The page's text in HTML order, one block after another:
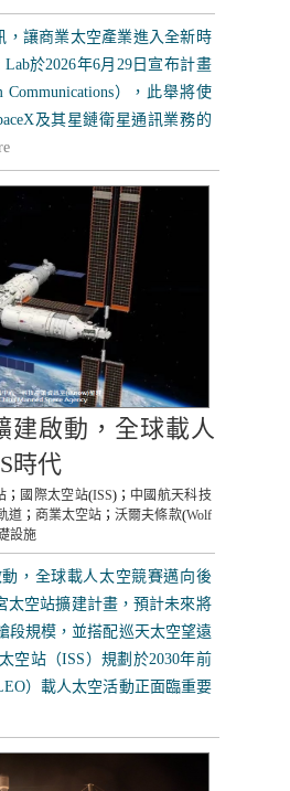
，讓商業太空產業進入全新時
Lab於2026年6月29日宣布計畫
），此舉將使
及其星鏈衛星通訊業務的
建啟動，全球載人
時代
； 國際太空站(ISS)； 中國航天科技
道 ； 商業太空站 ；沃爾夫條款(Wolf
設施
，全球載人太空競賽邁向後
太空站擴建計畫，預計未來將
段規模，並搭配巡天太空望遠
空站（ISS）規劃於2030年前
）載人太空活動正面臨重要